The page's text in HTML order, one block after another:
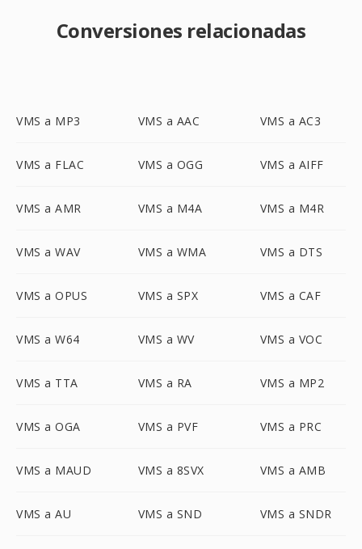
Conversiones relacionadas
VMS a MP3 VMS a AAC VMS a AC3
VMS a FLAC VMS a OGG VMS a AIFF
VMS a AMR VMS a M4A VMS a M4R
VMS a WAV VMS a WMA VMS a DTS
VMS a OPUS VMS a SPX VMS a CAF
VMS a W64 VMS a WV VMS a VOC
VMS a TTA VMS a RA VMS a MP2
VMS a OGA VMS a PVF VMS a PRC
VMS a MAUD VMS a 8SVX VMS a AMB
VMS a AU VMS a SND VMS a SNDR